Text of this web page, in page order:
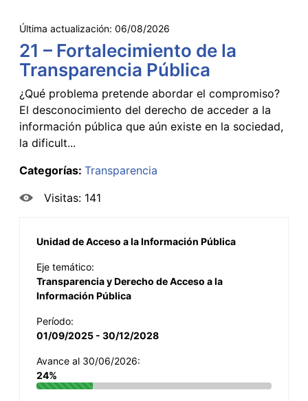
Última actualización: 06/08/2026
21 – Fortalecimiento de la
Transparencia Pública
¿Qué problema pretende abordar el compromiso?
El desconocimiento del derecho de acceder a la
información pública que aún existe en la sociedad,
la dificult...
Categorías: Transparencia
Visitas: 141
Unidad de Acceso a la Información Pública
Eje temático:
Transparencia y Derecho de Acceso a la
Información Pública
Período:
01/09/2025 - 30/12/2028
Avance al 30/06/2026:
24%